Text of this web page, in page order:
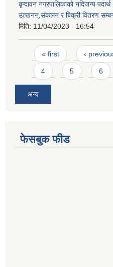
बृन्दावन नगरपालिकाको नदिजन्य
उत्खनन्,संकलन र बिक्री वितरण
मिति: 11/04/2023 - 16:54
Pages
« first ‹
4 5 6
अन्य
फेसबुक फीड